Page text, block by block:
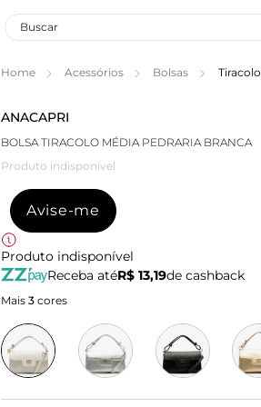
Home Acessórios Bolsas Tiracolo
ANACAPRI
BOLSA TIRACOLO MÉDIA PEDRARIA BRANCA
Produto indisponível
Avise-me
Produto indisponível
Receba atéR$ 13,19de cashback
Mais 3 cores